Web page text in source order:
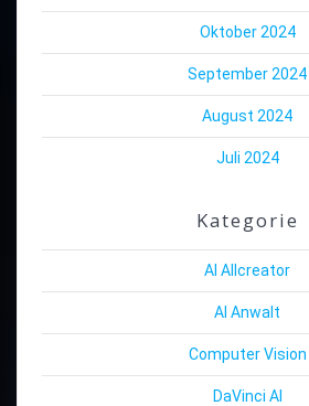
Oktober 2024
September 2024
August 2024
Juli 2024
Kategorie
AI Allcreator
AI Anwalt
Computer Vision
DaVinci AI